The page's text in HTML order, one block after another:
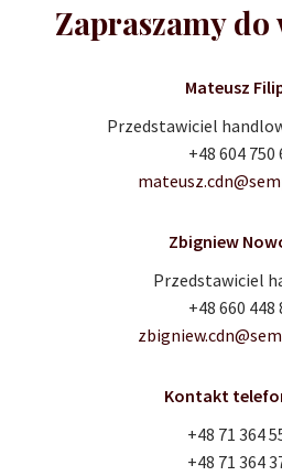
Zapraszamy do
Kontakt
+48 71 364
+48 71 364
Mateusz
Przedstawiciel
+48 604 750
Zbigniew
Przedstawiciel
+48 660 448